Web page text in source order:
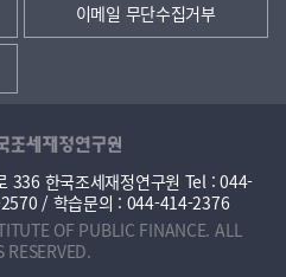
이메일 무단수집거부
336 한국조세재정연구원 Tel : 044-
/ 학습문의 : 044-414-2376
OF PUBLIC FINANCE. ALL
RESERVED.